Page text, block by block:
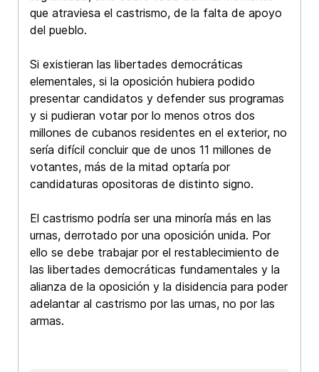
que atraviesa el castrismo, de la falta de apoyo
del pueblo.
Si existieran las libertades democráticas
elementales, si la oposición hubiera podido
presentar candidatos y defender sus programas
y si pudieran votar por lo menos otros dos
millones de cubanos residentes en el exterior, no
sería difícil concluir que de unos 11 millones de
votantes, más de la mitad optaría por
candidaturas opositoras de distinto signo.
El castrismo podría ser una minoría más en las
urnas, derrotado por una oposición unida. Por
ello se debe trabajar por el restablecimiento de
las libertades democráticas fundamentales y la
alianza de la oposición y la disidencia para poder
adelantar al castrismo por las urnas, no por las
armas.